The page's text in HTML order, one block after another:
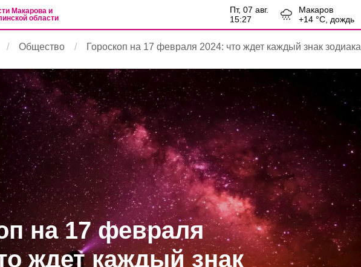
Макарова и
области
пт, 07 авг.
15:27
Макаров
+14 °С, дождь
Общество Гороскоп на 17 февраля 2024: что ждет каждый знак зодиака
на 17 февраля
ждет каждый знак